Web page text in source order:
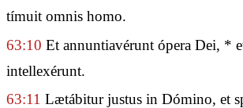
tímuit omnis homo.
63:10 Et annuntiavérunt ópera Dei, *
intellexérunt.
63:11 Lætábitur justus in Dómino, et